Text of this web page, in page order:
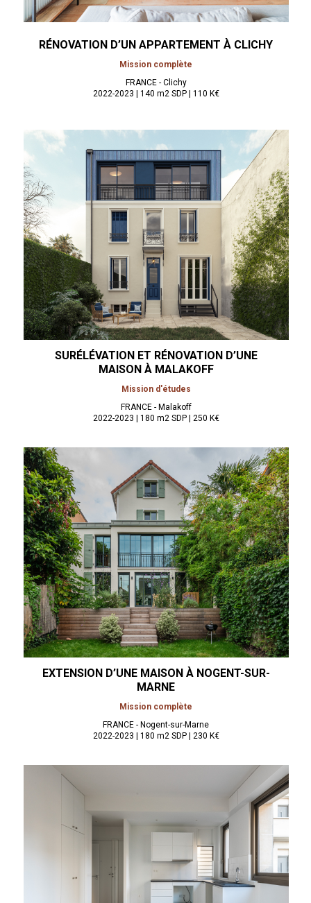
RÉNOVATION D’UN APPARTEMENT À CLICHY
Mission complète
FRANCE - Clichy
2022-2023 | 140 m2 SDP | 110 K€
SURÉLÉVATION ET RÉNOVATION D’UNE
MAISON À MALAKOFF
Mission d'études
FRANCE - Malakoff
2022-2023 | 180 m2 SDP | 250 K€
EXTENSION D’UNE MAISON À NOGENT-SUR-
MARNE
Mission complète
FRANCE - Nogent-sur-Marne
2022-2023 | 180 m2 SDP | 230 K€